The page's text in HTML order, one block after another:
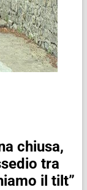
chiusa,
tra
il tilt”